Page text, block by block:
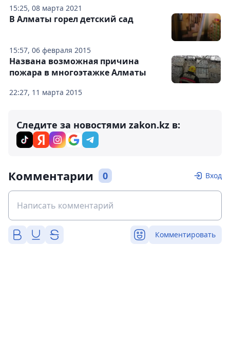
15:25, 08 марта 2021
15:57, 06 февраля 2015
В Алматы горел детский сад
22:27, 11 марта 2015
Названа возможная причина
пожара в многоэтажке Алматы
Следите за новостями zakon.kz в:
Комментарии 0 Вход
Комментировать